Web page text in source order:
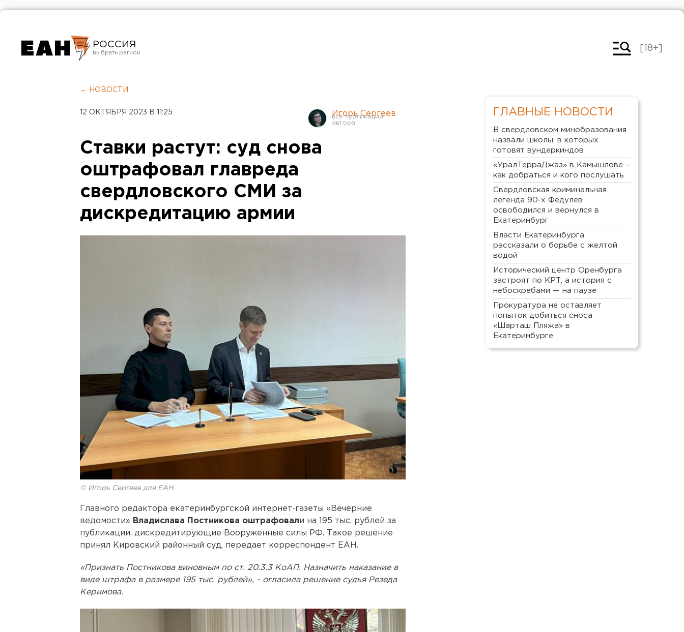
РОССИЯ
Челябинск
[18+]
← НОВОСТИ
12 ОКТЯБРЯ 2023 В 11:25 Игорь Сергеев
Ставки растут: суд снова
оштрафовал главреда
свердловского СМИ за
дискредитацию армии
© Игорь Сергеев для ЕАН
Главного редактора екатеринбургской интернет-газеты «Вечерние
ведомости» Владислава Постникова оштрафовали на 195 тыс. рублей за
публикации, дискредитирующие Вооруженные силы РФ. Такое решение
принял Кировский районный суд, передает корреспондент ЕАН.
«Признать Постникова виновным по ст. 20.3.3 КоАП. Назначить наказание в
виде штрафа в размере 195 тыс. рублей», - огласила решение судья Резеда
Керимова.
ГЛАВНЫЕ НОВОСТИ
В свердловском минобразования
назвали школы, в которых
готовят вундеркиндов
«УралТерраДжаз» в Камышлове –
как добраться и кого послушать
Свердловская криминальная
легенда 90-х Федулев
освободился и вернулся в
Екатеринбург
Власти Екатеринбурга
рассказали о борьбе с желтой
водой
Исторический центр Оренбурга
застроят по КРТ, а история с
небоскребами — на паузе
Прокуратура не оставляет
попыток добиться сноса
«Шарташ Пляжа» в
Екатеринбурге